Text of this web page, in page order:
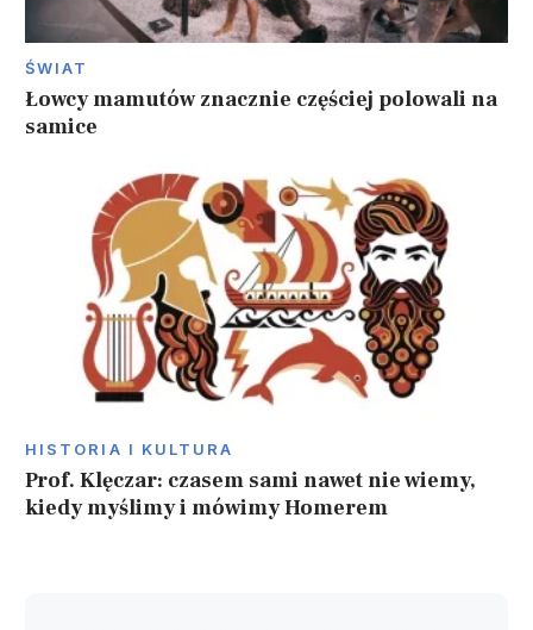
ŚWIAT
Łowcy mamutów znacznie częściej polowali na
samice
HISTORIA I KULTURA
Prof. Klęczar: czasem sami nawet nie wiemy,
kiedy myślimy i mówimy Homerem